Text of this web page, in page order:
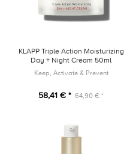
KLAPP Triple Action Moisturizing
Day + Night Cream 50ml
Keep, Activate & Prevent
58,41 € * 64,90 € *